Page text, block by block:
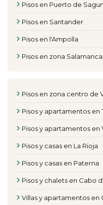
Pisos en Puerto de
Pisos en Santander
Pisos en l'Ampolla
Pisos en zona
Pisos en zona centro de
Pisos y apartamentos en
Pisos y apartamentos en
Pisos y casas en La Rioja
Pisos y casas en Paterna
Pisos y chalets en Cabo
Villas y apartamentos en